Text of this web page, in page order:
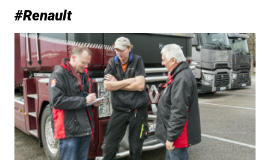
#Renault